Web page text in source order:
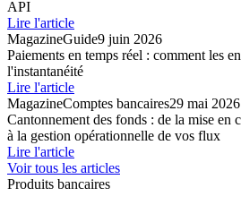
API
Lire l'article
MagazineGuide9 juin 2026
Paiements en temps réel : comment les
l'instantanéité
Lire l'article
MagazineComptes bancaires29 mai 2026
Cantonnement des fonds : de la mise en
à la gestion opérationnelle de vos flux
Lire l'article
Voir tous les articles
Produits bancaires